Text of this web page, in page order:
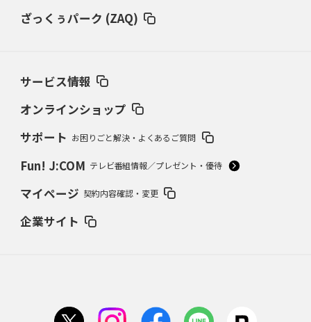
ざっくぅパーク (ZAQ)
サービス情報
オンラインショップ
サポート お困りごと解決・よくあるご質問
Fun! J:COM テレビ番組情報／プレゼント・優待
マイページ 契約内容確認・変更
企業サイト